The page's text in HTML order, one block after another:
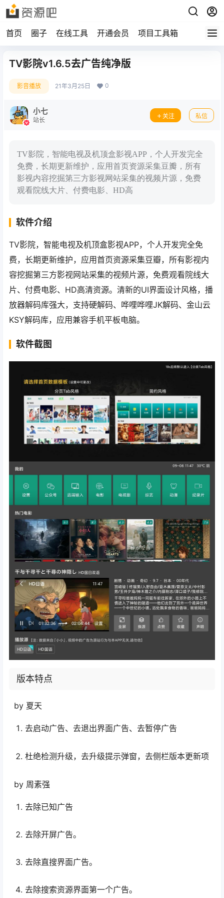
首页 圈子 在线工具 开通会员 项目工具箱
TV影院v1.6.5去广告纯净版
影音播放 21年3月25日 0
小七
站长
关注 私信
TV影院，智能电视及机顶盒影视APP，个人开发完全
免费，长期更新维护，应用首页资源采集豆瓣，所有
影视内容挖掘第三方影视网站采集的视频片源，免费
观看院线大片、付费电影、HD高
软件介绍
TV影院，智能电视及机顶盒影视APP，个人开发完全免
费，长期更新维护，应用首页资源采集豆瓣，所有影视内
容挖掘第三方影视网站采集的视频片源，免费观看院线大
片、付费电影、HD高清资源。清新的UI界面设计风格，播
放器解码库强大，支持硬解码、哗哩哗哩JK解码、金山云
KSY解码库，应用兼容手机平板电脑。
软件截图
版本特点
by 夏天
去启动广告、去退出界面广告、去暂停广告
杜绝检测升级，去升级提示弹窗，去侧栏版本更新项
by 周素强
去除已知广告
去除开屏广告。
去除直搜界面广告。
去除搜索资源界面第一个广告。